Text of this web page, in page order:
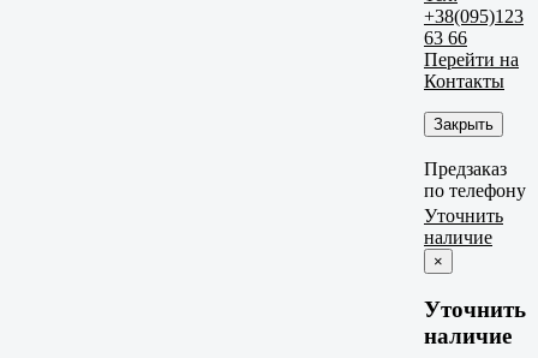
+38(095)123
63 66
Перейти на
Контакты
Закрыть
Предзаказ
по телефону
Уточнить
наличие
×
Уточнить
наличие